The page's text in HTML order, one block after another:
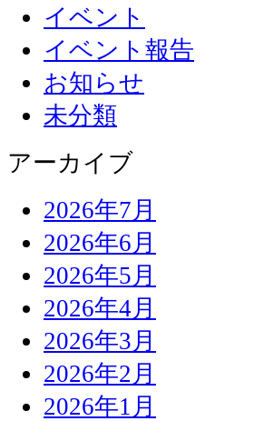
イベント
イベント報告
お知らせ
未分類
アーカイブ
2026年7月
2026年6月
2026年5月
2026年4月
2026年3月
2026年2月
2026年1月